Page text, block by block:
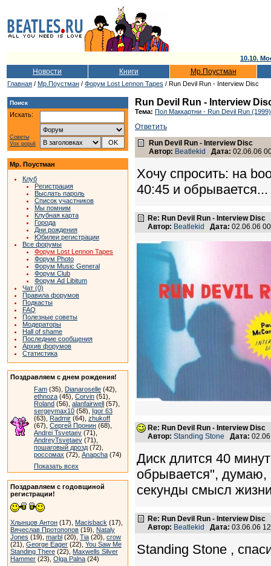
10.10.
Новости Книги Мр.Поустман
Главная / Мр.Поустман / Форум Lost Lennon Tapes / Run Devil Run - Interview Disc
Поиск
Искать:
Советы
Vox populi
Мр. Поустман
Клуб
Регистрация
Выслать пароль
Список участников
Мы помним
Клубная карта
Города
Дни рождения
Юбилеи регистрации
Все форумы
Форум Lost Lennon Tapes
Форум Photo
Форум Music General
Форум Club
Форум Ad Libitum
Чат (0)
Правила форумов
Подкасты
FAQ
Полезные советы
Модераторы
Hall of shame
Последние сообщения
Архив форумов
Статистика
Поздравляем с днем рождения!
Fam (35), Dianaroselle (42),
ethnoza (45), Corvin (51),
Roland (56), alanfairwell (57),
sergeymax10 (58), Igor 63
(63), Radmir (64), zhukoff
(67), Сергей Пронин (68),
Andrei Tsvetaev (71),
AndreyTsvetaev (71),
пошаговый дрозд (72),
россомах (72), Anapcha (74)
Показать всех
Поздравляем с годовщиной
регистрации!
Хлынцов Антон (17), Macisback (17),
Вячеслав Протопопов (19), Nataly
Jones (19), marbl (20), Tia (20), crow
(21), George Eager (22), You Saw Me
Standing There (22), Maxwells Silver
Hammer (23), Olga Palna (24)
Run Devil Run - Interview
Тема: Пол Маккартни - Run Devil Run (1999)
Ответить
Run Devil Run - Interview Disc
Автор: Beatlekid Дата: 02.06.06
Хочу спросить: на
40:45 и
Re: Run Devil Run - Interview Disc
Автор: Beatlekid Дата: 02.06.06
Re: Run Devil Run - Interview Disc
Автор: Standing Stone Дата:
Диск длится 40
обрывается", думаю,
секунды смысл
Re: Run Devil Run - Interview Disc
Автор: Beatlekid Дата: 03.06.06
Standing Stone ,